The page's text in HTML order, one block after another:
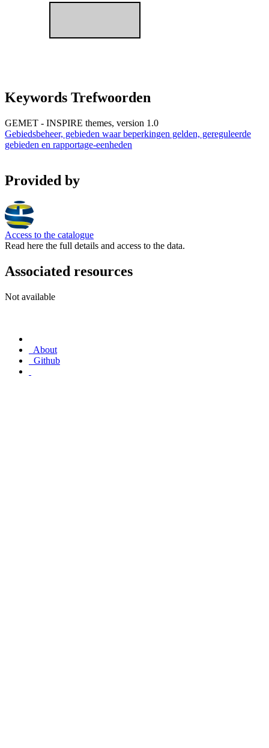
Keywords Trefwoorden
GEMET - INSPIRE themes, version 1.0
Gebiedsbeheer, gebieden waar beperkingen gelden, gereguleerde
gebieden en rapportage-eenheden
Provided by
Access to the catalogue
Read here the full details and access to the data.
Associated resources
Not available
About
Github